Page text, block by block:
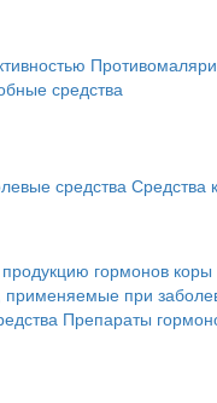
средства
средства Средства
гормонов коры
применяемые при
Препараты